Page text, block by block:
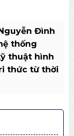
Đình
thống
thuật hình
thức từ thời